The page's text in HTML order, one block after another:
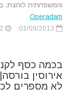
והמשפחתית לוחצת.
Operadam
בכמה כסף
אירוסין
לא מספרים